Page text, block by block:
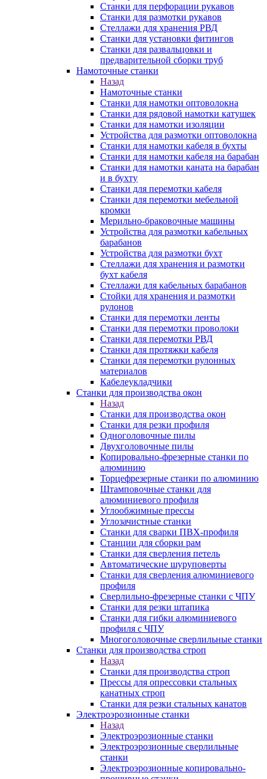
Станки для перфорации рукавов
Станки для размотки рукавов
Стеллажи для хранения РВД
Станки для установки фитингов
Станки для развальцовки и
предварительной сборки труб
Намоточные станки
Назад
Намоточные станки
Станки для намотки оптоволокна
Станки для рядовой намотки катушек
Станки для намотки изоляции
Устройства для размотки оптоволокна
Станки для намотки кабеля в бухты
Станки для намотки кабеля на барабан
Станки для намотки каната на барабан
и в бухту
Станки для перемотки кабеля
Станки для перемотки мебельной
кромки
Мерильно-браковочные машины
Устройства для размотки кабельных
барабанов
Устройства для размотки бухт
Стеллажи для хранения и размотки
бухт кабеля
Стеллажи для кабельных барабанов
Стойки для хранения и размотки
рулонов
Станки для перемотки ленты
Станки для перемотки проволоки
Станки для перемотки РВД
Станки для протяжки кабеля
Станки для перемотки рулонных
материалов
Кабелеукладчики
Станки для производства окон
Назад
Станки для производства окон
Станки для резки профиля
Одноголовочные пилы
Двухголовочные пилы
Копировально-фрезерные станки по
алюминию
Торцефрезерные станки по алюминию
Штамповочные станки для
алюминиевого профиля
Углообжимные прессы
Углозачистные станки
Станки для сварки ПВХ-профиля
Станции для сборки рам
Станки для сверления петель
Автоматические шуруповерты
Станки для сверления алюминиевого
профиля
Сверлильно-фрезерные станки с ЧПУ
Станки для резки штапика
Станки для гибки алюминиевого
профиля с ЧПУ
Многоголовочные сверлильные станки
Станки для производства строп
Назад
Станки для производства строп
Прессы для опрессовки стальных
канатных строп
Станки для резки стальных канатов
Электроэрозионные станки
Назад
Электроэрозионные станки
Электроэрозионные сверлильные
станки
Электроэрозионные копировально-